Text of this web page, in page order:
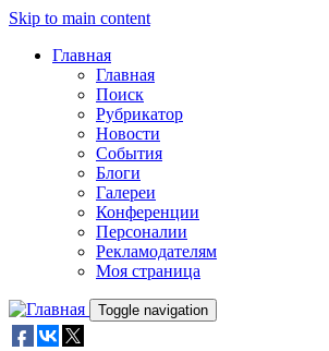
Skip to main content
Главная
Главная
Поиск
Рубрикатор
Новости
События
Блоги
Галереи
Конференции
Персоналии
Рекламодателям
Моя страница
Toggle navigation